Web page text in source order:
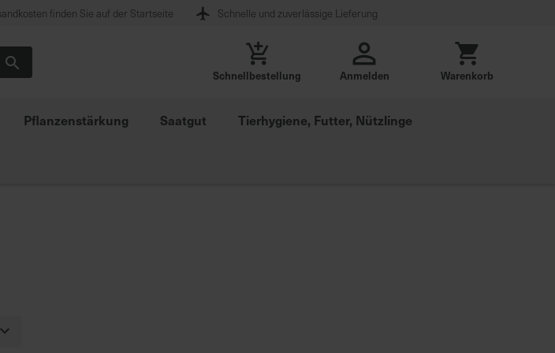
finden Sie auf der Startseite Schnelle und zuverlässige Lieferung
Schnellbestellung Anmelden Warenkorb
Pflanzenstärkung Saatgut Tierhygiene, Futter, Nützlinge